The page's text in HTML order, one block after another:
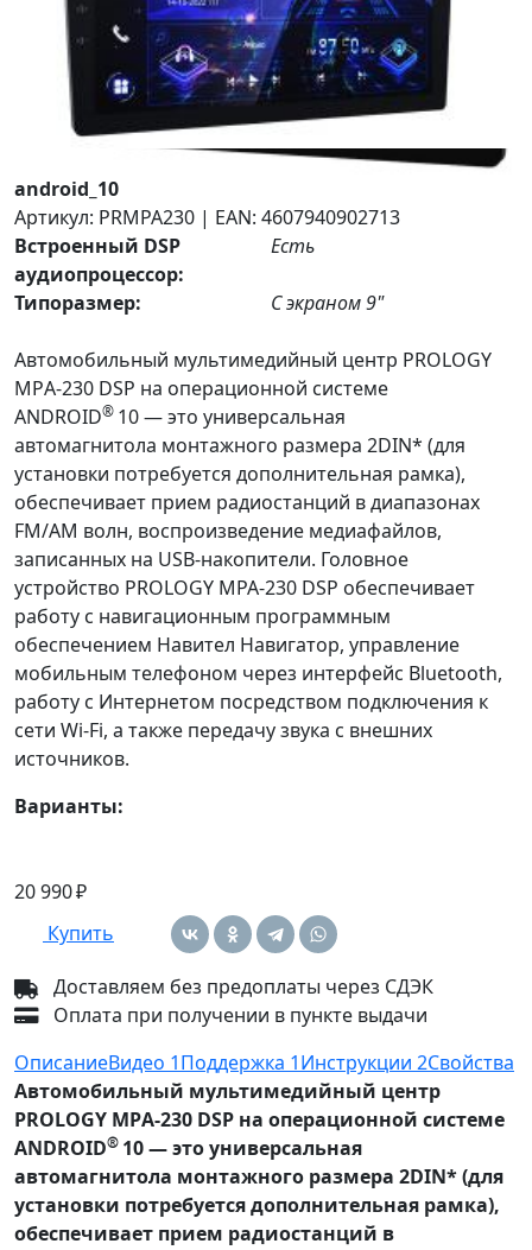
PROLOGY MPA-230 DSP
мультимедийный навигационный центр
android_10
Артикул: PRMPA230 | EAN: 4607940902713
Встроенный DSP
аудиопроцессор:
Есть
Типоразмер: С экраном 9"
Автомобильный мультимедийный центр PROLOGY
MPА-230 DSP на операционной системе
ANDROID® 10 — это универсальная
автомагнитола монтажного размера 2DIN* (для
установки потребуется дополнительная рамка),
обеспечивает прием радиостанций в диапазонах
FM/AM волн, воспроизведение медиафайлов,
записанных на USB-накопители. Головное
устройство PROLOGY MPA-230 DSP обеспечивает
работу с навигационным программным
обеспечением Навител Навигатор, управление
мобильным телефоном через интерфейс Bluetooth,
работу c Интернетом посредством подключения к
сети Wi-Fi, а также передачу звука с внешних
источников.
Варианты:
20 990 ₽
Купить
Доставляем без предоплаты через СДЭК
Оплата при получении в пункте выдачи
ОписаниеВидео 1Поддержка 1Инструкции 2Свойства
Автомобильный мультимедийный центр
PROLOGY MPА-230 DSP на операционной системе
ANDROID® 10 — это универсальная
автомагнитола монтажного размера 2DIN* (для
установки потребуется дополнительная рамка),
обеспечивает прием радиостанций в